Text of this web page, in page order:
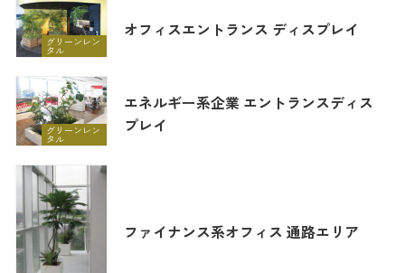
グリーンレン
タル
オフィスエントランス ディスプレイ
グリーンレン
タル
エネルギー系企業 エントランスディス
プレイ
ファイナンス系オフィス 通路エリア